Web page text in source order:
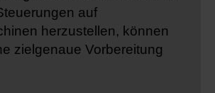
auf
herzustellen, können
zielgenaue Vorbereitung